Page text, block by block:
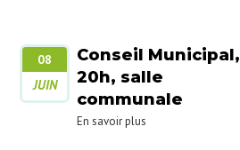
08
JUIN
Conseil Municipal,
20h, salle
communale
En savoir plus